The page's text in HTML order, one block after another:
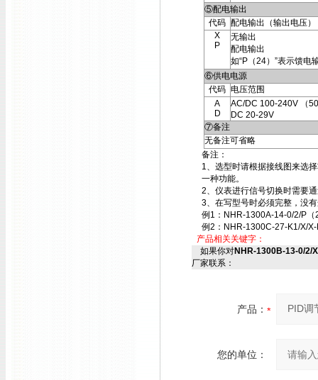
⑤配电输出
代码 配电输出（输出电压）
X
P
无输出
配电输出
如“P（24）”表示馈电
⑥供电电源
代码 电压范围
A
D
AC/DC 100-240V （
DC 20-29V
⑦备注
无备注可省略
备注：
1、选型时请根据接线图来选
一种功能。
2、仪表进行信号切换时需要
3、在写型号时必须完整，没
例1：NHR-1300A-14-0/2/P（
例2：NHR-1300C-27-K1/X/X-
产品相关关键字：
如果你对NHR-1300B-13-0/2/
厂家联系：
产品：
您的单位：